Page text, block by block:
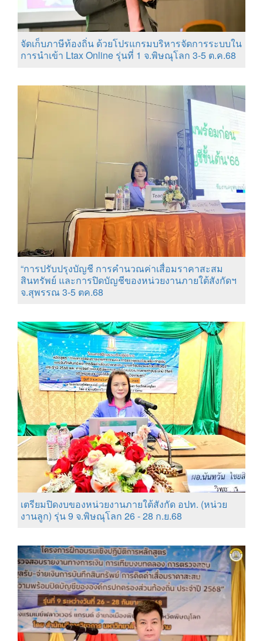
จัดเก็บภาษีท้องถิ่น ด้วยโปรแกรมบริหารจัดการระบบใน
การนำเข้า Ltax Online รุ่นที่ 1 จ.พิษณุโลก 3-5 ต.ค.68
“การปรับปรุงบัญชี การคำนวณค่าเสื่อมราคาสะสม
สินทรัพย์ และการปิดบัญชีของหน่วยงานภายใต้สังกัดฯ
จ.สุพรรณ 3-5 ตค.68
เตรียมปิดงบของหน่วยงานภายใต้สังกัด อปท. (หน่วย
งานลูก) รุ่น 9 จ.พิษณุโลก 26 - 28 ก.ย.68